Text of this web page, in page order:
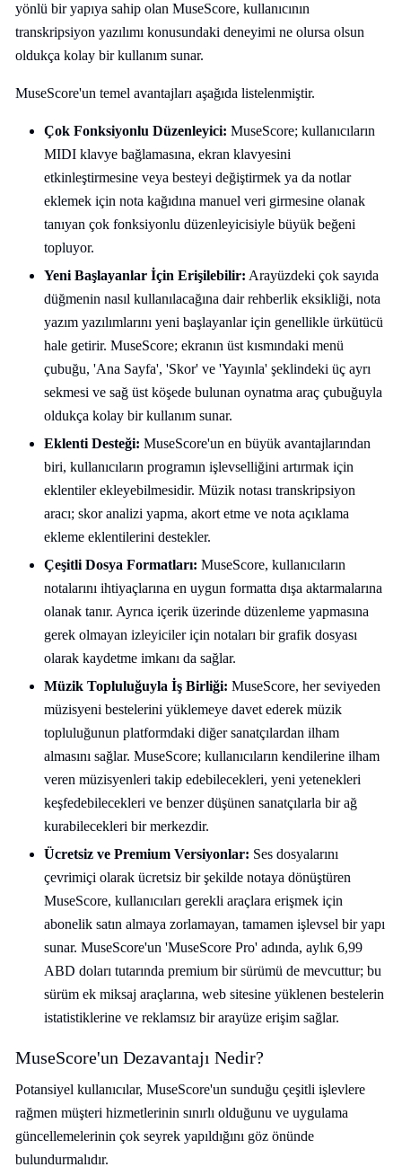
yönlü bir yapıya sahip olan MuseScore, kullanıcının
transkripsiyon yazılımı konusundaki deneyimi ne olursa olsun
oldukça kolay bir kullanım sunar.
MuseScore'un temel avantajları aşağıda listelenmiştir.
Çok Fonksiyonlu Düzenleyici: MuseScore; kullanıcıların
MIDI klavye bağlamasına, ekran klavyesini
etkinleştirmesine veya besteyi değiştirmek ya da notlar
eklemek için nota kağıdına manuel veri girmesine olanak
tanıyan çok fonksiyonlu düzenleyicisiyle büyük beğeni
topluyor.
Yeni Başlayanlar İçin Erişilebilir: Arayüzdeki çok sayıda
düğmenin nasıl kullanılacağına dair rehberlik eksikliği, nota
yazım yazılımlarını yeni başlayanlar için genellikle ürkütücü
hale getirir. MuseScore; ekranın üst kısmındaki menü
çubuğu, 'Ana Sayfa', 'Skor' ve 'Yayınla' şeklindeki üç ayrı
sekmesi ve sağ üst köşede bulunan oynatma araç çubuğuyla
oldukça kolay bir kullanım sunar.
Eklenti Desteği: MuseScore'un en büyük avantajlarından
biri, kullanıcıların programın işlevselliğini artırmak için
eklentiler ekleyebilmesidir. Müzik notası transkripsiyon
aracı; skor analizi yapma, akort etme ve nota açıklama
ekleme eklentilerini destekler.
Çeşitli Dosya Formatları: MuseScore, kullanıcıların
notalarını ihtiyaçlarına en uygun formatta dışa aktarmalarına
olanak tanır. Ayrıca içerik üzerinde düzenleme yapmasına
gerek olmayan izleyiciler için notaları bir grafik dosyası
olarak kaydetme imkanı da sağlar.
Müzik Topluluğuyla İş Birliği: MuseScore, her seviyeden
müzisyeni bestelerini yüklemeye davet ederek müzik
topluluğunun platformdaki diğer sanatçılardan ilham
almasını sağlar. MuseScore; kullanıcıların kendilerine ilham
veren müzisyenleri takip edebilecekleri, yeni yetenekleri
keşfedebilecekleri ve benzer düşünen sanatçılarla bir ağ
kurabilecekleri bir merkezdir.
Ücretsiz ve Premium Versiyonlar: Ses dosyalarını
çevrimiçi olarak ücretsiz bir şekilde notaya dönüştüren
MuseScore, kullanıcıları gerekli araçlara erişmek için
abonelik satın almaya zorlamayan, tamamen işlevsel bir yapı
sunar. MuseScore'un 'MuseScore Pro' adında, aylık 6,99
ABD doları tutarında premium bir sürümü de mevcuttur; bu
sürüm ek miksaj araçlarına, web sitesine yüklenen bestelerin
istatistiklerine ve reklamsız bir arayüze erişim sağlar.
MuseScore'un Dezavantajı Nedir?
Potansiyel kullanıcılar, MuseScore'un sunduğu çeşitli işlevlere
rağmen müşteri hizmetlerinin sınırlı olduğunu ve uygulama
güncellemelerinin çok seyrek yapıldığını göz önünde
bulundurmalıdır.